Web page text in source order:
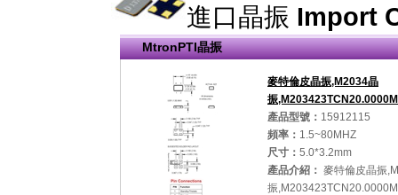
進口晶振 Import
MtronPTI晶振
麥特倫皮晶振,M2034晶
振
產品型號： 15912115
頻率： 1.5~80MHZ
尺寸： 5.0*3.2mm
產品介紹： 麥特倫皮晶振
振